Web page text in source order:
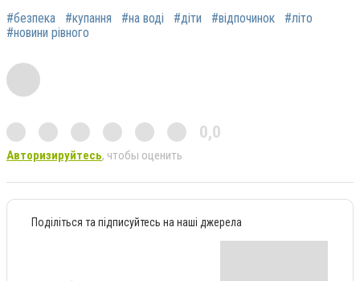
#безпека #купання #на воді #діти #відпочинок
#літо
#новини рівного
0,0
Авторизируйтесь, чтобы оценить
Поділіться та підписуйтесь на наші джерела